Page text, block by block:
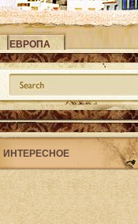
ЕВРОПА
ИНТЕРЕСНОЕ